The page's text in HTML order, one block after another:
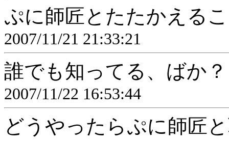
ぷに師匠とたたかえる
2007/11/21 21:33:21
誰でも知ってる、ばか？
2007/11/22 16:53:44
どうやったらぷに師匠